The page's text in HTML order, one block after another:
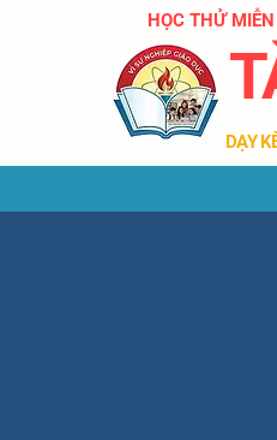
HỌC THỬ
​DẠY